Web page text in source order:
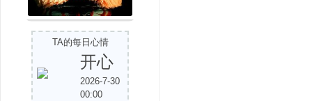
TA的每日心情
开心
2026-7-30
00:00